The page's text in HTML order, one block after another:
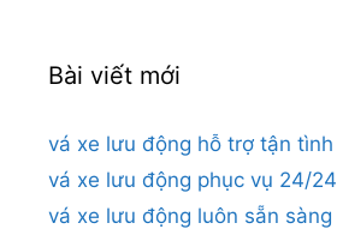
Bài viết mới
vá xe lưu động hỗ trợ tận tình
vá xe lưu động phục vụ 24/24
vá xe lưu động luôn sẵn sàng